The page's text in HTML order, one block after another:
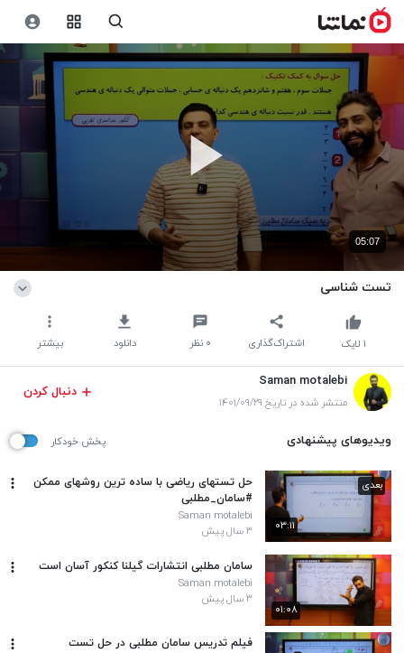
05:07
تست شناسی
اشتراک‌گذاری ۰ نظر دانلود بیشتر ۱ لایک
Saman motalebi
منتشر شده در تاریخ ۱۴۰۱/۰۹/۲۹
دنبال کردن
ویدیوهای پیشنهادی پخش خودکار
۰۳:۱۱
بعدی
حل تستهای ریاضی با ساده ترین روشهای ممکن
#سامان_مطلبی
Saman motalebi
۳ سال پیش
۰۱:۰۸
سامان مطلبی انتشارات گیلنا کنکور آسان است
Saman motalebi
۳ سال پیش
فیلم تدریس سامان مطلبی در حل تست